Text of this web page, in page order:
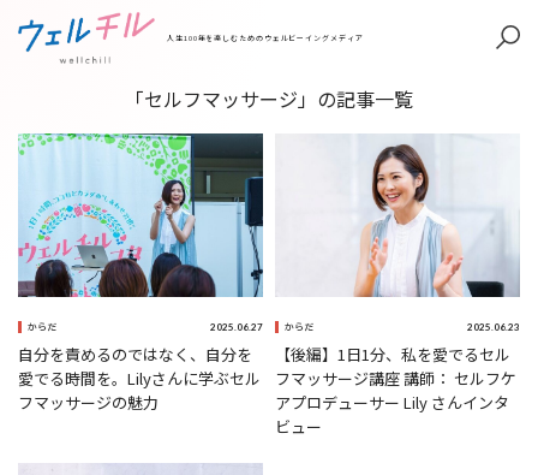
人生100年を楽しむためのウェルビーイングメディア
「セルフマッサージ」の記事一覧
からだ 2025.06.27
自分を責めるのではなく、自分を
愛でる時間を。Lilyさんに学ぶセル
フマッサージの魅力
からだ 2025.06.23
【後編】1日1分、私を愛でるセル
フマッサージ講座 講師： セルフケ
アプロデューサー Lily さんインタ
ビュー